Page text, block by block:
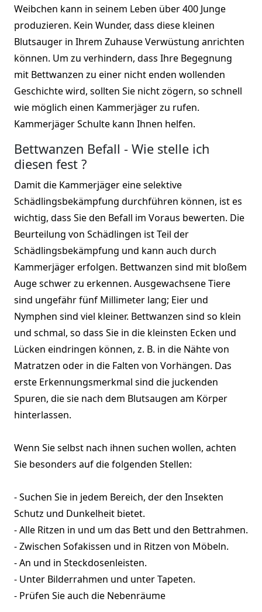
Weibchen kann in seinem Leben über 400 Junge
produzieren. Kein Wunder, dass diese kleinen
Blutsauger in Ihrem Zuhause Verwüstung anrichten
können. Um zu verhindern, dass Ihre Begegnung
mit Bettwanzen zu einer nicht enden wollenden
Geschichte wird, sollten Sie nicht zögern, so schnell
wie möglich einen Kammerjäger zu rufen.
Kammerjäger Schulte kann Ihnen helfen.
Bettwanzen Befall - Wie stelle ich
diesen fest ?
Damit die Kammerjäger eine selektive
Schädlingsbekämpfung durchführen können, ist es
wichtig, dass Sie den Befall im Voraus bewerten. Die
Beurteilung von Schädlingen ist Teil der
Schädlingsbekämpfung und kann auch durch
Kammerjäger erfolgen. Bettwanzen sind mit bloßem
Auge schwer zu erkennen. Ausgewachsene Tiere
sind ungefähr fünf Millimeter lang; Eier und
Nymphen sind viel kleiner. Bettwanzen sind so klein
und schmal, so dass Sie in die kleinsten Ecken und
Lücken eindringen können, z. B. in die Nähte von
Matratzen oder in die Falten von Vorhängen. Das
erste Erkennungsmerkmal sind die juckenden
Spuren, die sie nach dem Blutsaugen am Körper
hinterlassen.
Wenn Sie selbst nach ihnen suchen wollen, achten
Sie besonders auf die folgenden Stellen:
- Suchen Sie in jedem Bereich, der den Insekten
Schutz und Dunkelheit bietet.
- Alle Ritzen in und um das Bett und den Bettrahmen.
- Zwischen Sofakissen und in Ritzen von Möbeln.
- An und in Steckdosenleisten.
- Unter Bilderrahmen und unter Tapeten.
- Prüfen Sie auch die Nebenräume